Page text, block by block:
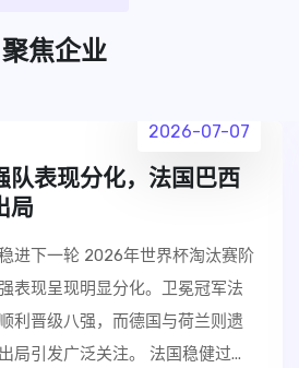
聚焦企业
2026-07-03
不败希望，塔雷米仍是
，塔雷米成进攻核心 在2026年世
阶段的前两场比赛中，伊朗国家
力和战术纪律，取得1胜1平的不败
列。尽管尚未锁定出线名额，...